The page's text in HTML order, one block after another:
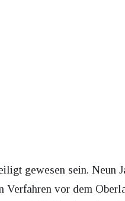
gewesen sein. Neun
Verfahren vor dem